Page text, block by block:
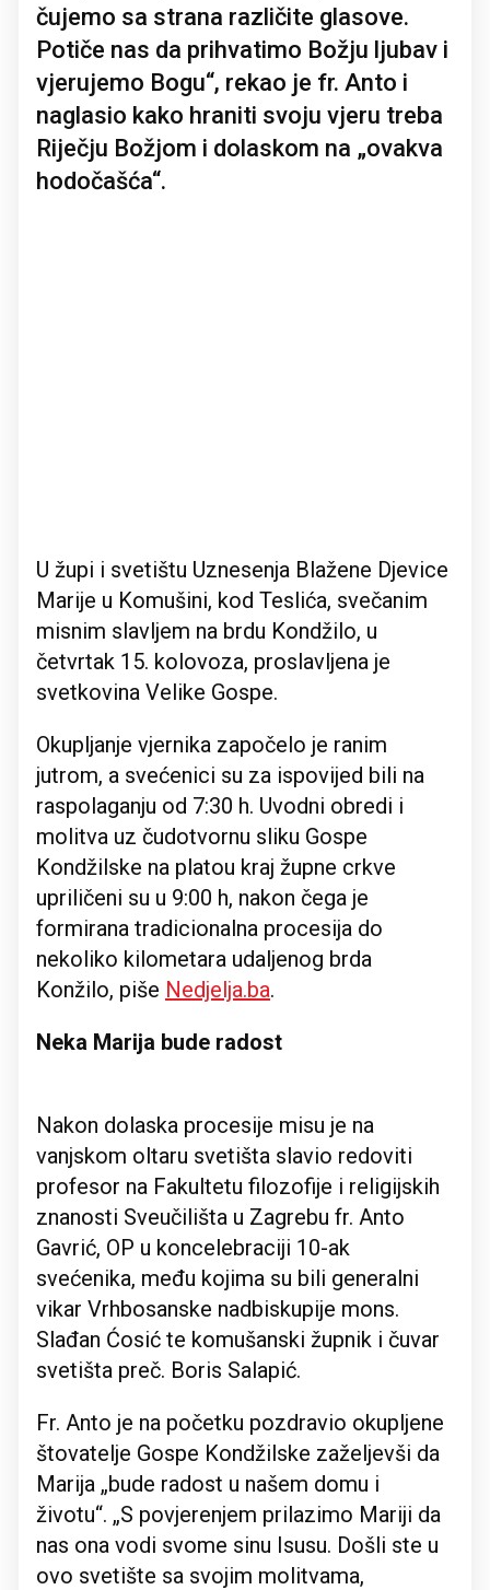
čujemo sa strana različite glasove.
Potiče nas da prihvatimo Božju ljubav i
vjerujemo Bogu“, rekao je fr. Anto i
naglasio kako hraniti svoju vjeru treba
Riječju Božjom i dolaskom na „ovakva
hodočašća“.
U župi i svetištu Uznesenja Blažene Djevice
Marije u Komušini, kod Teslića, svečanim
misnim slavljem na brdu Kondžilo, u
četvrtak 15. kolovoza, proslavljena je
svetkovina Velike Gospe.
Okupljanje vjernika započelo je ranim
jutrom, a svećenici su za ispovijed bili na
raspolaganju od 7:30 h. Uvodni obredi i
molitva uz čudotvornu sliku Gospe
Kondžilske na platou kraj župne crkve
upriličeni su u 9:00 h, nakon čega je
formirana tradicionalna procesija do
nekoliko kilometara udaljenog brda
Konžilo, piše Nedjelja.ba.
Neka Marija bude radost
Nakon dolaska procesije misu je na
vanjskom oltaru svetišta slavio redoviti
profesor na Fakultetu filozofije i religijskih
znanosti Sveučilišta u Zagrebu fr. Anto
Gavrić, OP u koncelebraciji 10-ak
svećenika, među kojima su bili generalni
vikar Vrhbosanske nadbiskupije mons.
Slađan Ćosić te komušanski župnik i čuvar
svetišta preč. Boris Salapić.
Fr. Anto je na početku pozdravio okupljene
štovatelje Gospe Kondžilske zaželjevši da
Marija „bude radost u našem domu i
životu“. „S povjerenjem prilazimo Mariji da
nas ona vodi svome sinu Isusu. Došli ste u
ovo svetište sa svojim molitvama,